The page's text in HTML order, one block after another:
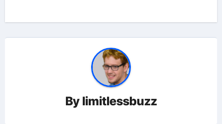
By limitlessbuzz